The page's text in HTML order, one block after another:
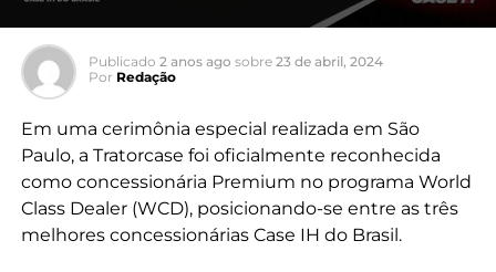
Publicado 2 anos ago sobre 23 de abril, 2024
Por Redação
Em uma cerimônia especial realizada em São
Paulo, a Tratorcase foi oficialmente reconhecida
como concessionária Premium no programa World
Class Dealer (WCD), posicionando-se entre as três
melhores concessionárias Case IH do Brasil.